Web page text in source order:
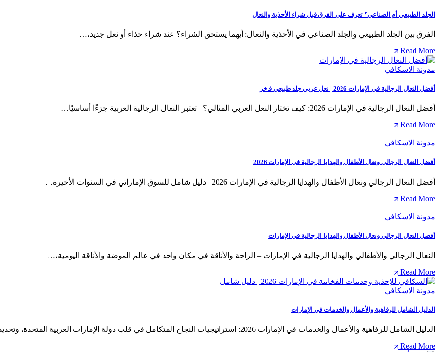
الجلد الطبيعي أم الصناعي؟ تعرف على الفرق قبل شراء الأحذية والنعال
الفرق بين الجلد الطبيعي والجلد الصناعي في الأحذية والنعال: أيهما يستحق الشراء؟ عند شراء حذاء أو نعل جديد،…
Read More
مدونة الاسكافي
أفضل النعال الرجالية في الإمارات 2026 | نعل عربي جلد طبيعي فاخر
أفضل النعال الرجالية في الإمارات 2026: كيف تختار النعل العربي المثالي؟ تعتبر النعال الرجالية العربية جزءًا أساسيًا…
Read More
مدونة الاسكافي
أفضل النعال الرجالي ونعال الأطفال والهدايا الرجالية في الإمارات 2026
أفضل النعال الرجالي ونعال الأطفال والهدايا الرجالية في الإمارات 2026 | دليل شامل للسوق الإماراتي في السنوات الأخيرة…
Read More
مدونة الاسكافي
أفضل النعال الرجالي ونعال الأطفال والهدايا الرجالية في الإمارات
النعال الرجالي والأطفالي والهدايا الرجالية في الإمارات – الراحة والأناقة في مكان واحد في عالم الموضة والأناقة اليومية،…
Read More
مدونة الاسكافي
الدليل الشامل للرفاهية والأعمال والخدمات في الإمارات
الدليل الشامل للرفاهية والأعمال والخدمات في الإمارات 2026: استراتيجيات النجاح المتكامل في قلب دولة الإمارات العربية المتحدة، وتحديداً…
Read More